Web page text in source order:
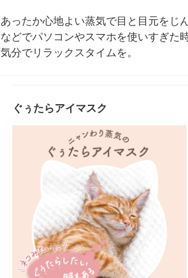
あったか心地よい蒸気で目と目元をじ
などでパソコンやスマホを使いすぎた
気分でリラックスタイムを。
ぐぅたらアイマスク